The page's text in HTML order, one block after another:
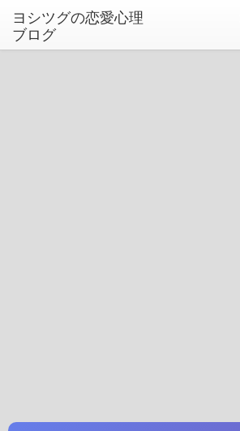
ヨシツグの恋愛心理
ブログ